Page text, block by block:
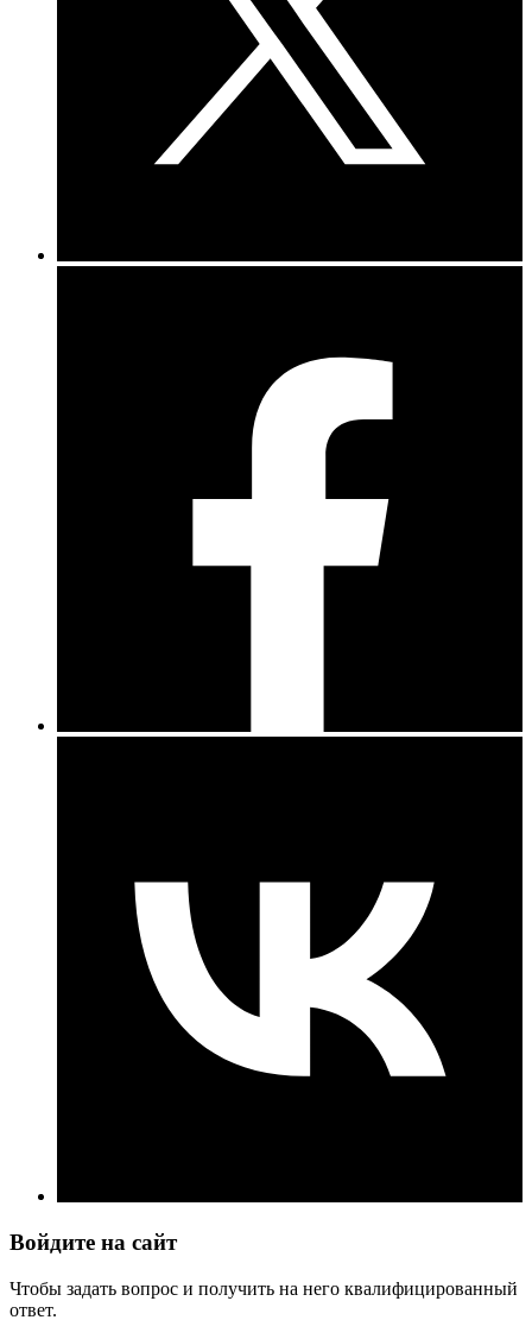
Войдите на сайт
Чтобы задать вопрос и получить на него квалифицированный
ответ.